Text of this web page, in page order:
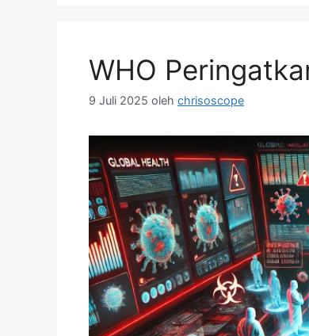
WHO
9 Juli 2025 oleh chrisoscope